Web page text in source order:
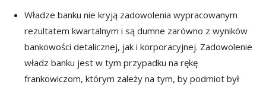
Władze banku nie kryją zadowolenia wypracowanym
rezultatem kwartalnym i są dumne zarówno z wyników
bankowości detalicznej, jak i korporacyjnej. Zadowolenie
władz banku jest w tym przypadku na rękę
frankowiczom, którym zależy na tym, by podmiot był